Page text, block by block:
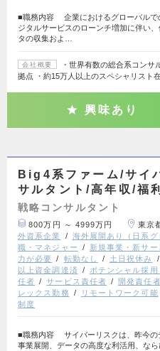
■職務内容 企業におけるグローバルで
ジタルサービスのローンチ増加に伴い
タの収集およ…
会社概要
・世界有数の総合系コンサ
拠点 ・約15万人以上のスペシャリスト
興味あり
Big4系ファーム/サイ
サルタント/高年収/福
戦略コンサルタント
800万円 ～ 4999万円
東京
外資系企業
海外展開あり（日系グ
職・マネジャー
新規事業・新サー
力が必要
転勤なし 土日祝休み
以上資金調達済
ポテンシャル採用
任者
サービス責任者 開発責任者
レックス勤務
リモートワーク可能
制度
■職務内容 サイバーリスクは、昨今の
事業展開、データの高度な利活用、な